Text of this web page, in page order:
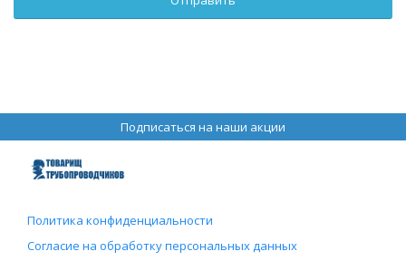
Подписаться на наши акции
Политика конфиденциальности
Согласие на обработку персональных данных